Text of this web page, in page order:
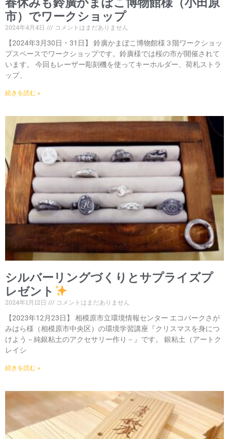
春休みも鈴廣かまぼこ博物館様（小田原
市）でワークショップ
2024年4月4日
コメントはまだありません
【2024年3月30日・31日】 鈴廣かまぼこ博物館様３階ワークショッ
プスペースでワークショップです。鈴廣様では桜の市が開催されて
います。 今回もレーザー彫刻機を使ってキーホルダー、荷札ストラ
ップ、
続きを読む »
シルバーリングづくりとサプライズプ
レゼント
2024年1月12日
コメントはまだありません
【2023年12月23日】 相模原市立環境情報センター エコパークさが
みはら様（相模原市中央区）の環境学習講座『クリスマスを身につ
けよう－純銀粘土のアクセサリー作り－』です。 銀粘土（アートク
レイシ
続きを読む »